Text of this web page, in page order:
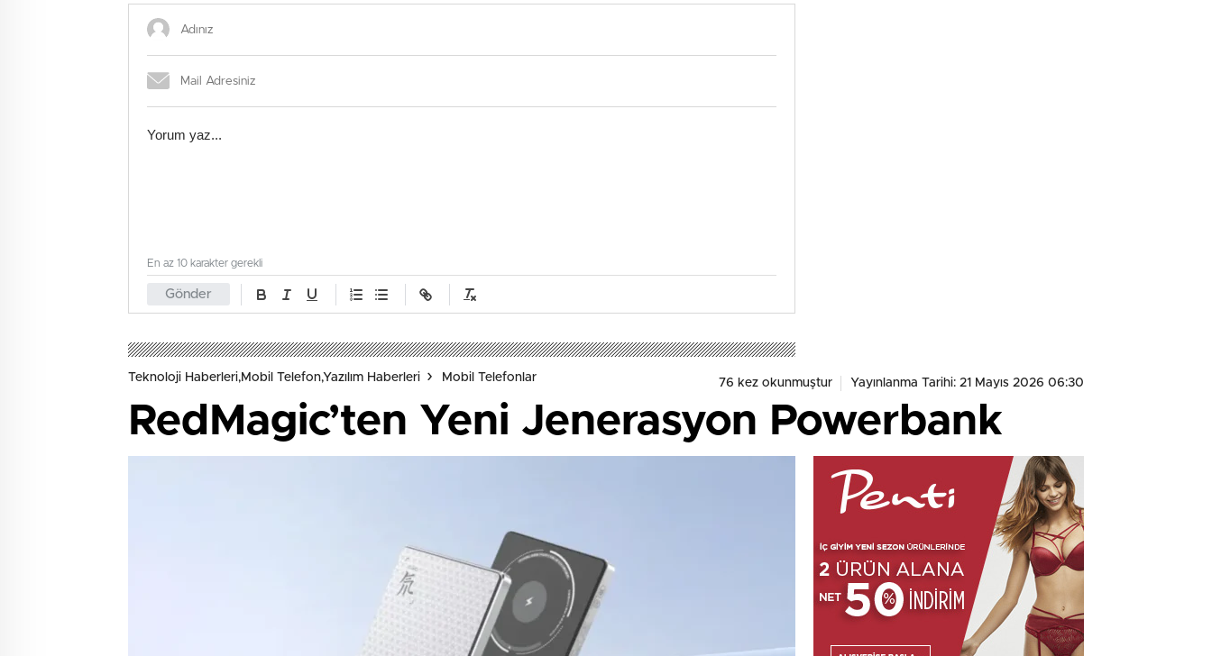
Gönder
En az 10 karakter gerekli
Teknoloji Haberleri,Mobil Telefon,Yazılım Haberleri Mobil Telefonlar 76 kez okunmuştur Yayınlanma Tarihi: 21 Mayıs 2026 06:30
RedMagic’ten Yeni Jenerasyon Powerbank